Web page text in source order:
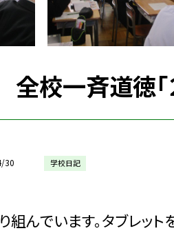
全校一斉道徳「
30 学校日記
組んでいます。タブレッ